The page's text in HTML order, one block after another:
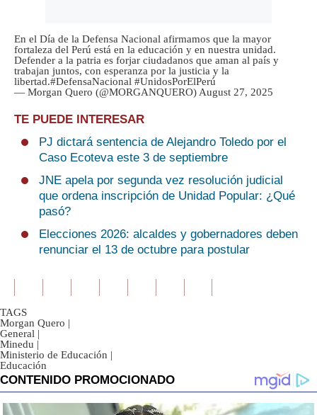
En el Día de la Defensa Nacional afirmamos que la mayor
fortaleza del Perú está en la educación y en nuestra unidad.
Defender a la patria es forjar ciudadanos que aman al país y
trabajan juntos, con esperanza por la justicia y la
libertad.#DefensaNacional #UnidosPorElPerú
— Morgan Quero (@MORGANQUERO)August 27, 2025
TE PUEDE INTERESAR
PJ dictará sentencia de Alejandro Toledo por el
Caso Ecoteva este 3 de septiembre
JNE apela por segunda vez resolución judicial
que ordena inscripción de Unidad Popular: ¿Qué
pasó?
Elecciones 2026: alcaldes y gobernadores deben
renunciar el 13 de octubre para postular
TAGS
Morgan Quero |
General |
Minedu |
Ministerio de Educación |
Educación